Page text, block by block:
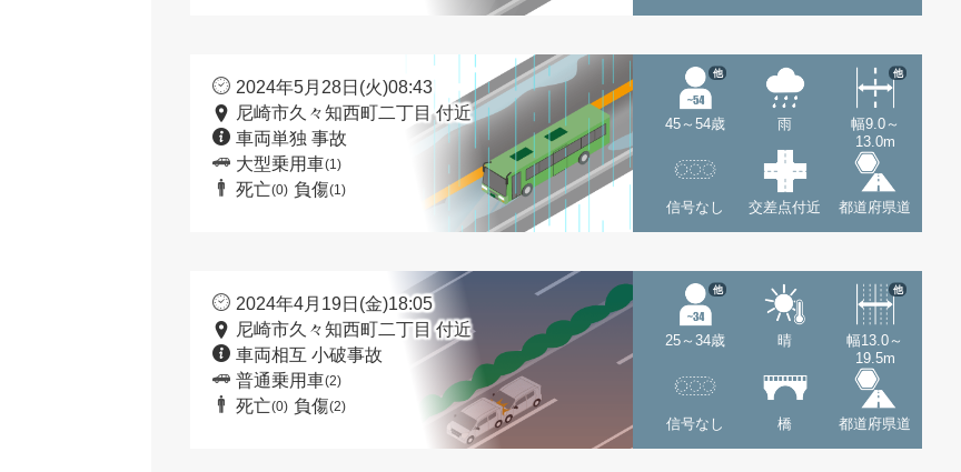
2024年5月28日(火)08:43
尼崎市久々知西町二丁目 付近
車両単独 事故
大型乗用車(1)
死亡(0) 負傷(1)
45～54歳
他
雨
幅9.0～
13.0m
他
信号なし 交差点付近 都道府県道
2024年4月19日(金)18:05
尼崎市久々知西町二丁目 付近
車両相互 小破事故
普通乗用車(2)
死亡(0) 負傷(2)
25～34歳
他
晴
幅13.0～
19.5m
他
信号なし 橋 都道府県道